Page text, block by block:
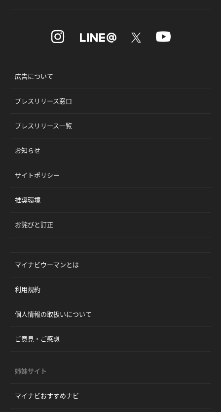
広告について
プレスリリース窓口
プレスリリース一覧
お知らせ
サイトポリシー
推奨環境
お詫びと訂正
マイナビウーマンとは
利用規約
個人情報の取扱いについて
ご意見・ご感想
姉妹サイト
マイナビおすすめナビ